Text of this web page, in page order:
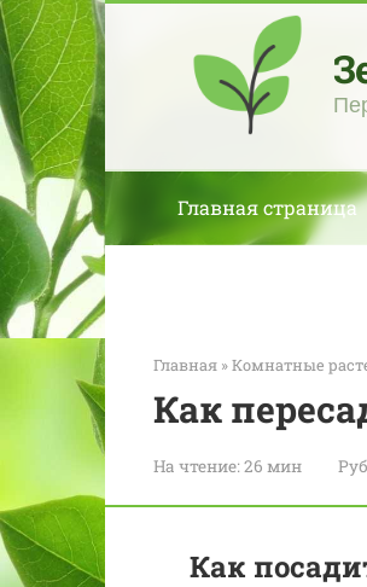
Перейти
к
контенту
Главная страница
Главная »Комнатные
Как
На чтение:26 мин
Как